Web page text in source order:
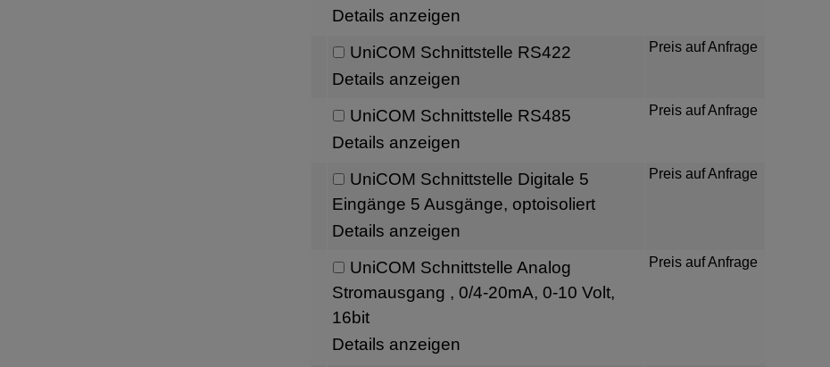
Details anzeigen
UniCOM Schnittstelle RS422
Details anzeigen
Preis auf Anfrage
UniCOM Schnittstelle RS485
Details anzeigen
Preis auf Anfrage
UniCOM Schnittstelle Digitale 5
Eingänge 5 Ausgänge, optoisoliert
Details anzeigen
Preis auf Anfrage
UniCOM Schnittstelle Analog
Stromausgang , 0/4-20mA, 0-10 Volt,
16bit
Details anzeigen
Preis auf Anfrage